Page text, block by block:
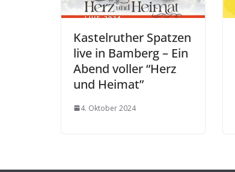
Kastelruther Spatzen
live in Bamberg – Ein
Abend voller “Herz
und Heimat”
4. Oktober 2024